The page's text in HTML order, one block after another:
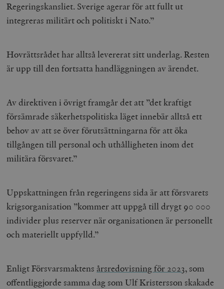
Regeringskansliet. Sverige agerar för att fullt ut
integreras militärt och politiskt i Nato.”
Hovrättsrådet har alltså levererat sitt underlag. Resten
är upp till den fortsatta handläggningen av ärendet.
Av direktiven i övrigt framgår det att ”det kraftigt
försämrade säkerhetspolitiska läget innebär alltså ett
behov av att se över förutsättningarna för att öka
tillgången till personal och uthålligheten inom det
militära försvaret.”
Uppskattningen från regeringens sida är att försvarets
krigsorganisation ”kommer att uppgå till drygt 90 000
individer plus reserver när organisationen är personellt
och materiellt uppfylld.”
Enligt Försvarsmaktens årsredovisning för 2023, som
offentliggjorde samma dag som Ulf Kristersson skakade